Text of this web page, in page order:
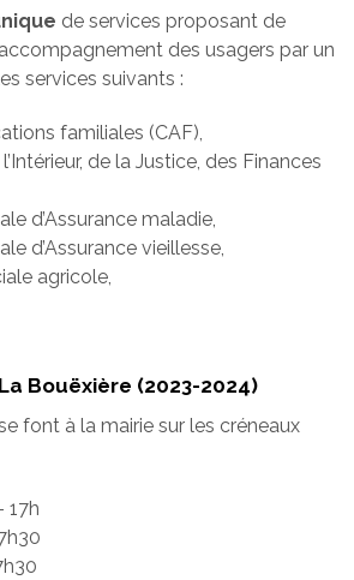
de services proposant de
des usagers par un
services suivants :
familiales (CAF),
de la Justice, des Finances
d’Assurance maladie,
d’Assurance vieillesse,
agricole,
Bouëxière (2023-2024)
font à la mairie sur les créneaux
17h